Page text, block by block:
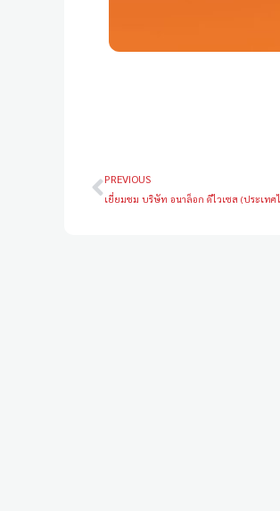
PREVIOUS
เยี่ยมชม บริษัท อนาล็อก ดีไวเซส (ประเทศ